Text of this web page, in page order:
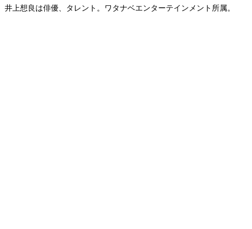
井上想良は俳優、タレント。ワタナベエンターテインメント所属。